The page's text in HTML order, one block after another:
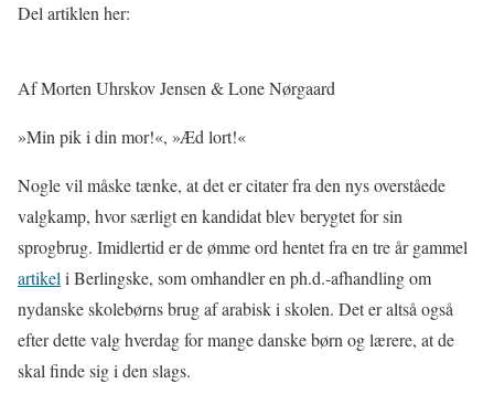
Del artiklen her:
Af Morten Uhrskov Jensen & Lone Nørgaard
»Min pik i din mor!«, »Æd lort!«
Nogle vil måske tænke, at det er citater fra den nys overståede
valgkamp, hvor særligt en kandidat blev berygtet for sin
sprogbrug. Imidlertid er de ømme ord hentet fra en tre år gammel
artikeli Berlingske, som omhandler en ph.d.-afhandling om
nydanske skolebørns brug af arabisk i skolen. Det er altså også
efter dette valg hverdag for mange danske børn og lærere, at de
skal finde sig i den slags.